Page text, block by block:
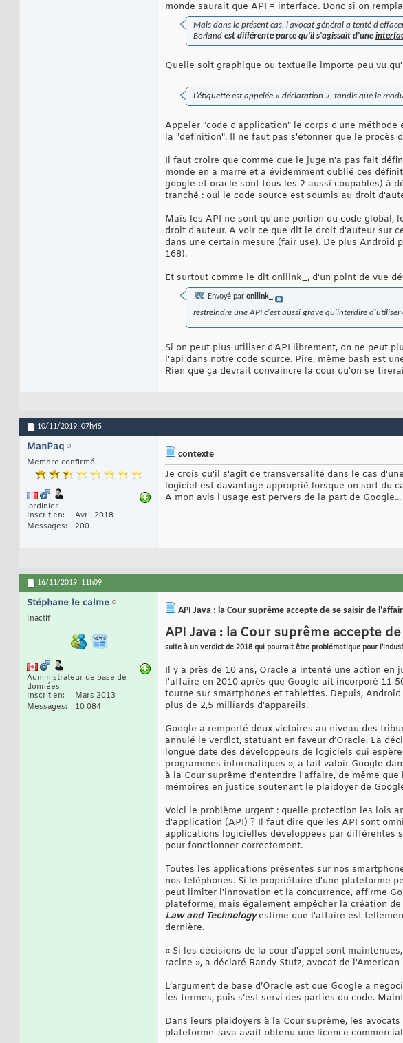
monde saurait que API = interface. Donc si on
Mais dans le présent cas, l’avocat général a tenté
Borland est différente parce qu'il s'agissait d'une
Quelle soit graphique ou textuelle importe peu vu
L’étiquette est appelée « déclaration », tandis que le
Appeler "code d'application" le corps d'une
la "définition". Il ne faut pas s'étonner que le procès
Il faut croire que comme que le juge n'a pas fait
monde en a marre et a évidemment oublié ces
google et oracle sont tous les 2 aussi coupables) à
tranché : oui le code source est soumis au droit
Mais les API ne sont qu'une portion du code global,
droit d'auteur. A voir ce que dit le droit d'auteur sur
dans une certain mesure (fair use). De plus Android
168).
Et surtout comme le dit onilink_, d'un point de vue
Envoyé par onilink_
restreindre une API c'est aussi grave qu'interdire
Si on peut plus utiliser d'API librement, on ne peut
l'api dans notre code source. Pire, même bash est
Rien que ça devrait convaincre la cour qu'on se
10/11/2019, 07h45
ManPaq
Membre confirmé
jardinier
Inscrit en
Avril 2018
Messages
200
contexte
Je crois qu'il s'agit de transversalité dans le cas
logiciel est davantage approprié lorsque on sort du
A mon avis l'usage est pervers de la part de Google...
16/11/2019, 11h09
Stéphane le calme
Inactif
Administrateur de base de
données
Inscrit en
Mars 2013
Messages
10 084
API Java : la Cour suprême accepte de se saisir de
API Java : la Cour suprême accepte
suite à un verdict de 2018 qui pourrait être problématique pour
Il y a près de 10 ans, Oracle a intenté une action
l'affaire en 2010 après que Google ait incorporé 11
tourne sur smartphones et tablettes. Depuis,
plus de 2,5 milliards d’appareils.
Google a remporté deux victoires au niveau des
annulé le verdict, statuant en faveur d’Oracle. La
longue date des développeurs de logiciels qui
programmes informatiques », a fait valoir Google
à la Cour suprême d'entendre l'affaire, de même
mémoires en justice soutenant le plaidoyer de
Voici le problème urgent : quelle protection les lois
d’application (API) ? Il faut dire que les API sont
applications logicielles développées par différentes
pour fonctionner correctement.
Toutes les applications présentes sur nos
nos téléphones. Si le propriétaire d'une plateforme
peut limiter l'innovation et la concurrence, affirme
plateforme, mais également empêcher la création
Law and Technologyestime que l'affaire est
dernière.
« Si les décisions de la cour d'appel sont
racine », a déclaré Randy Stutz, avocat de
L’argument de base d’Oracle est que Google a
les termes, puis s’est servi des parties du code.
Dans leurs plaidoyers à la Cour suprême, les
plateforme Java avait obtenu une licence